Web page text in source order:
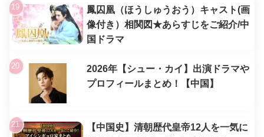
鳳囚凰（ほうしゅうおう）キャスト(画
像付き）相関図★あらすじをご紹介/中
国ドラマ
2026年【シュー・カイ】出演ドラマや
プロフィールまとめ！【中国】
【中国史】清朝歴代皇帝12人を一気に